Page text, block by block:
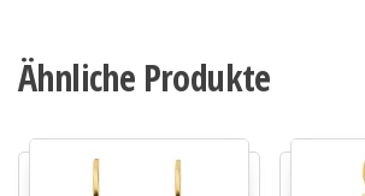
Ähnliche Produkte